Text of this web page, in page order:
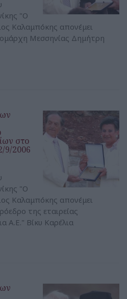
"Ο
Καλαμπόκης απονέμει
Μεσσηνίας Δημήτρη
στο
9/2006
"Ο
Καλαμπόκης απονέμει
της εταιρείας
Α.Ε." Βίκυ Καρέλια